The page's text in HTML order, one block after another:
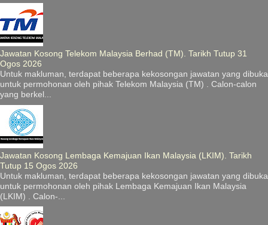
Jawatan Kosong Telekom Malaysia Berhad (TM). Tarikh Tutup 31
Ogos 2026
Untuk makluman, terdapat beberapa kekosongan jawatan yang dibuka
untuk permohonan oleh pihak Telekom Malaysia (TM) . Calon-calon
yang berkel...
Jawatan Kosong Lembaga Kemajuan Ikan Malaysia (LKIM). Tarikh
Tutup 15 Ogos 2026
Untuk makluman, terdapat beberapa kekosongan jawatan yang dibuka
untuk permohonan oleh pihak Lembaga Kemajuan Ikan Malaysia
(LKIM) . Calon-...